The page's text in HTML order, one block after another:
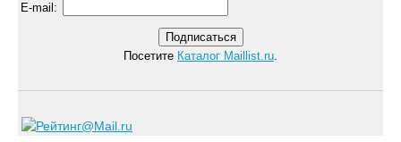
E-mail :
Посетите Каталог Maillist.ru.